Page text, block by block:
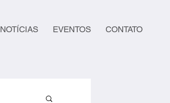
NOTÍCIAS EVENTOS CONTATO